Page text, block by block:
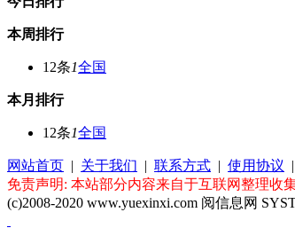
本周排行
12条1全国
本月排行
12条1全国
网站首页 | 关于我们 | 联系方式 | 使用协议 |
免责声明: 本站部分内容来自于互联网整理收
(c)2008-2020 www.yuexinxi.com 阅信息网